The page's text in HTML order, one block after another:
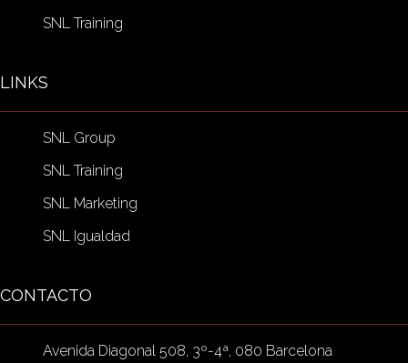
SNL Training
LINKS
SNL Group
SNL Training
SNL Marketing
SNL Igualdad
CONTACTO
Avenida Diagonal 508, 3º-4ª, 080 Barcelona